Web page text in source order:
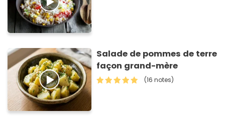
Salade de pommes de terre
façon grand-mère
(16 notes)